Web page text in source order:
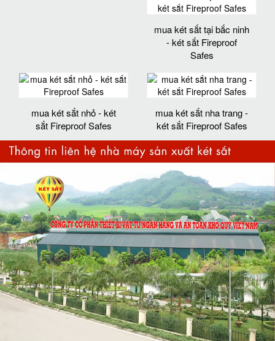
mua két sắt tại bắc ninh
- két sắt Fireproof
Safes
mua két sắt nhỏ - két
sắt Fireproof Safes
mua két sắt nha trang -
két sắt Fireproof Safes